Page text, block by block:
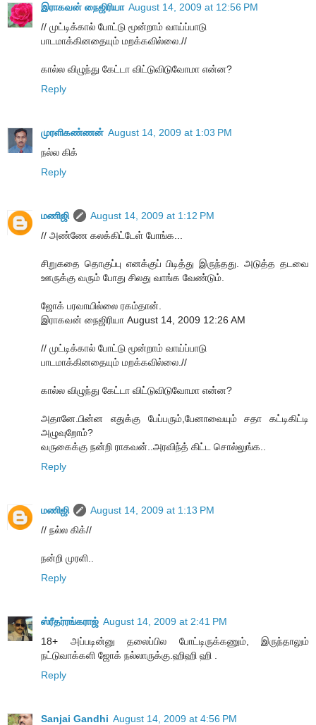
இராகவன் நைஜிரியா August 14, 2009 at 12:56 PM
// முட்டிக்கால் போட்டு மூன்றாம் வாய்ப்பாடு
பாடமாக்கினதையும் மறக்கவில்லை.//
கால்ல விழுந்து கேட்டா விட்டுவிடுவோமா என்ன?
Reply
முரளிகண்ணன் August 14, 2009 at 1:03 PM
நல்ல கிக்
Reply
மணிஜி
August 14, 2009 at 1:12 PM
// அண்ணே கலக்கிட்டேள் போங்க...
சிறுகதை தொகுப்பு எனக்குப் பிடித்து இருந்தது. அடுத்த தடவை
ஊருக்கு வரும் போது சிலது வாங்க வேண்டும்.
ஜோக் பரவாயில்லை ரகம்தான்.
இராகவன் நைஜிரியா August 14, 2009 12:26 AM
// முட்டிக்கால் போட்டு மூன்றாம் வாய்ப்பாடு
பாடமாக்கினதையும் மறக்கவில்லை.//
கால்ல விழுந்து கேட்டா விட்டுவிடுவோமா என்ன?
அதானே.பின்ன எதுக்கு பேப்பரும்,பேனாவையும் சதா கட்டிகிட்டி
அழுவுறோம்?
வருகைக்கு நன்றி ராகவன்..அரவிந்த் கிட்ட சொல்லுங்க..
Reply
மணிஜி
August 14, 2009 at 1:13 PM
// நல்ல கிக்//
நன்றி முரளி..
Reply
ஸ்ரீதர்ரங்கராஜ் August 14, 2009 at 2:41 PM
18+ அப்படின்னு தலைப்பில போட்டிருக்கணும், இருந்தாலும்
நட்டுவாக்களி ஜோக் நல்லாருக்கு.ஹிஹி ஹி .
Reply
Sanjai Gandhi August 14, 2009 at 4:56 PM